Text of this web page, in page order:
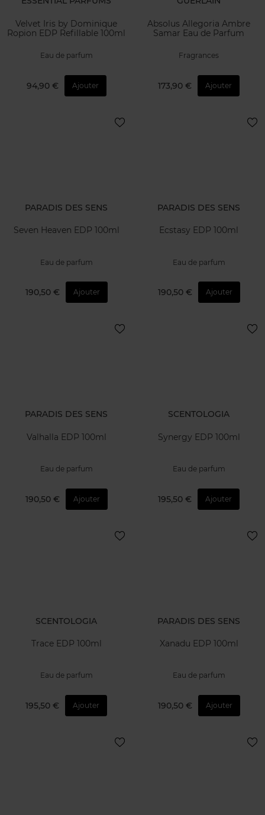
Velvet Iris by Dominique
Ropion EDP Refillable 100ml
Eau de parfum
94,90 € Ajouter
Absolus Allegoria Ambre
Samar Eau de Parfum
Fragrances
173,90 € Ajouter
PARADIS DES SENS
Seven Heaven EDP 100ml
Eau de parfum
190,50 € Ajouter
PARADIS DES SENS
Ecstasy EDP 100ml
Eau de parfum
190,50 € Ajouter
PARADIS DES SENS
Valhalla EDP 100ml
Eau de parfum
190,50 € Ajouter
SCENTOLOGIA
Synergy EDP 100ml
Eau de parfum
195,50 € Ajouter
SCENTOLOGIA
Trace EDP 100ml
Eau de parfum
195,50 € Ajouter
PARADIS DES SENS
Xanadu EDP 100ml
Eau de parfum
190,50 € Ajouter